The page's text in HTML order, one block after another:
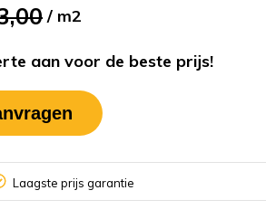
/ m2
aan voor de beste prijs!
Laagste prijs garantie